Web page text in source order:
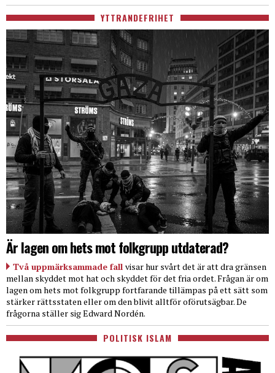
YTTRANDEFRIHET
Är lagen om hets mot folkgrupp utdaterad?
Två uppmärksammade fall visar hur svårt det är att dra gränsen
mellan skyddet mot hat och skyddet för det fria ordet. Frågan är om
lagen om hets mot folkgrupp fortfarande tillämpas på ett sätt som
stärker rättsstaten eller om den blivit alltför oförutsägbar. De
frågorna ställer sig Edward Nordén.
POLITISK ISLAM